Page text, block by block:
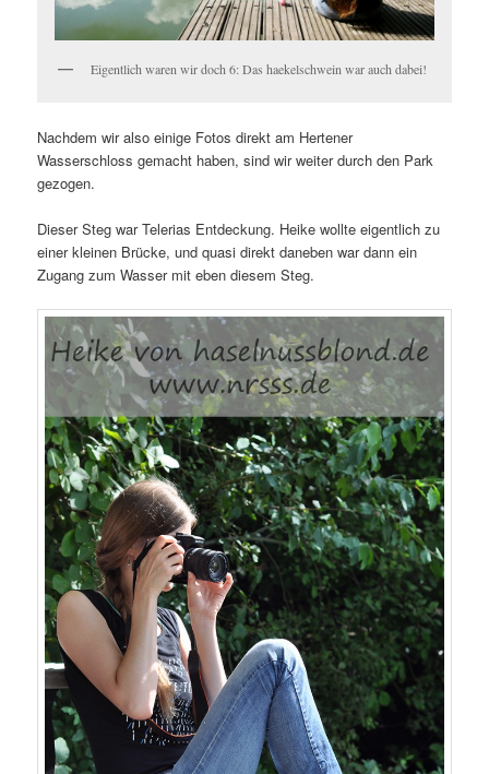
Eigentlich waren wir doch 6: Das haekelschwein war auch dabei!
Nachdem wir also einige Fotos direkt am Hertener
Wasserschloss gemacht haben, sind wir weiter durch den Park
gezogen.
Dieser Steg war Telerias Entdeckung. Heike wollte eigentlich zu
einer kleinen Brücke, und quasi direkt daneben war dann ein
Zugang zum Wasser mit eben diesem Steg.